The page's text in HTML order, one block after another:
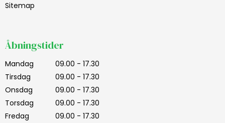
Sitemap
Åbningstider
Mandag
09.00 - 17.30
Tirsdag
09.00 - 17.30
Onsdag
09.00 - 17.30
Torsdag
09.00 - 17.30
Fredag
09.00 - 17.30